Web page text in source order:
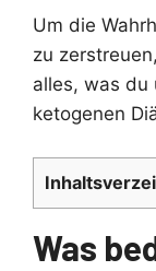
Um die
zu
alles, was du
ketogenen
Was